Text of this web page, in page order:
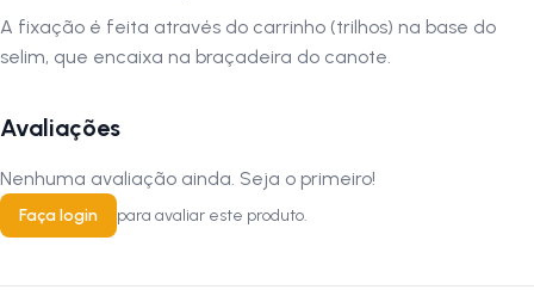
A fixação é feita através do carrinho (trilhos) na base do
selim, que encaixa na braçadeira do canote.
Avaliações
Nenhuma avaliação ainda. Seja o primeiro!
Faça login para avaliar este produto.